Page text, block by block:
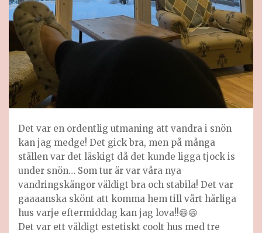
Det var en ordentlig utmaning att vandra i snön
kan jag medge! Det gick bra, men på många
ställen var det läskigt då det kunde ligga tjock is
under snön… Som tur är var våra nya
vandringskängor väldigt bra och stabila! Det var
gaaaanska skönt att komma hem till vårt härliga
hus varje eftermiddag kan jag lova!!😄😄
Det var ett väldigt estetiskt coolt hus med tre